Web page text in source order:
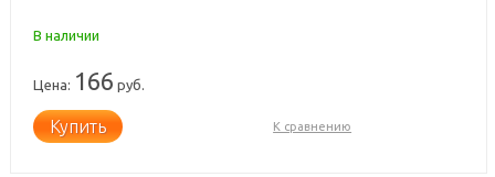
В наличии
Цена: 166 руб.
Купить К сравнению